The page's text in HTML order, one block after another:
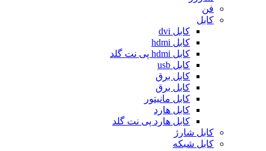
فن
کابل
کابل dvi
کابل hdmi
کابل hdmi پی نت گلد
کابل usb
کابل برق
کابل برق
کابل مانیتور
کابل هارد
کابل هارد پی نت گلد
کابل شارژ
کابل شبکه